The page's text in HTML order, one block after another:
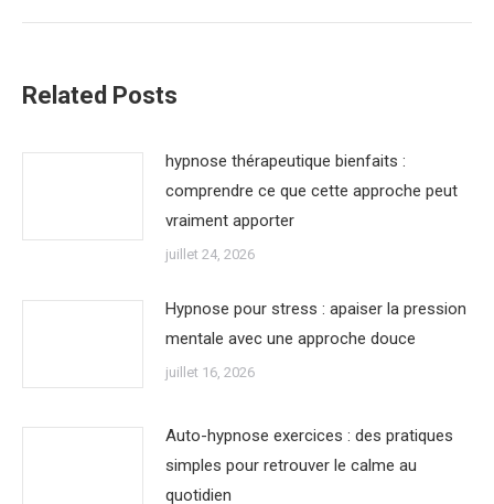
:
Related Posts
hypnose thérapeutique bienfaits :
comprendre ce que cette approche peut
vraiment apporter
juillet 24, 2026
Hypnose pour stress : apaiser la pression
mentale avec une approche douce
juillet 16, 2026
Auto-hypnose exercices : des pratiques
simples pour retrouver le calme au
quotidien